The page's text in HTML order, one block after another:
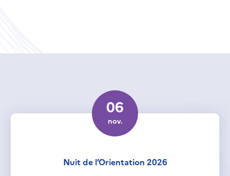
06
nov.
Nuit de l’Orientation 2026